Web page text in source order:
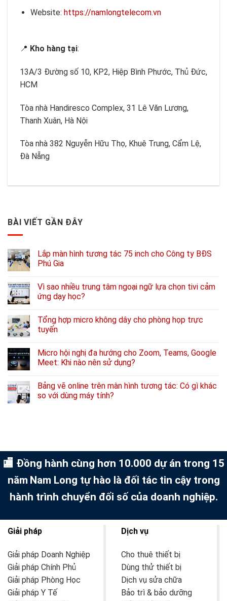
Website: https://namlongtelecom.vn
📍 Kho hàng tại:
13A/3 Đường số 10, KP2, Hiệp Bình Phước, Thủ Đức,
HCM
Tòa nhà Handiresco Complex, 31 Lê Văn Lương,
Thanh Xuân, Hà Nội
Tòa nhà 382 Nguyễn Hữu Thọ, Khuê Trung, Cẩm Lệ,
Đà Nẵng
BÀI VIẾT GẦN ĐÂY
Lắp màn hình tương tác 75 inch cho Công ty BĐS
Phú Gia
Vì sao nhiều trung tâm ngoại ngữ lựa chọn tivi cảm
ứng dạy học?
Tổng hợp micro không dây cho phòng họp trực
tuyến
Micro hội nghị đa hướng cho Zoom, Teams, Google
Meet: Khi nào nên sử dụng?
Bảng vẽ online trên màn hình tương tác: Có gì khác
so với dùng máy tính?
🏬 Đồng hành cùng hơn 10.000 dự án trong 15
năm Nam Long tự hào là đối tác tin cậy trong
hành trình chuyển đổi số của doanh nghiệp.
Giải pháp
Giải pháp Doanh Nghiệp
Giải pháp Chính Phủ
Giải pháp Phòng Học
Giải pháp Y Tế
Dịch vụ
Cho thuê thiết bị
Dùng thử thiết bị
Dịch vụ sửa chữa
Bảo trì & bảo dưỡng